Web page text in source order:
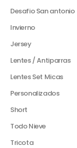
Desafio San antonio
Invierno
Jersey
Lentes / Antiparras
Lentes Set Micas
Personalizados
Short
Todo Nieve
Tricota